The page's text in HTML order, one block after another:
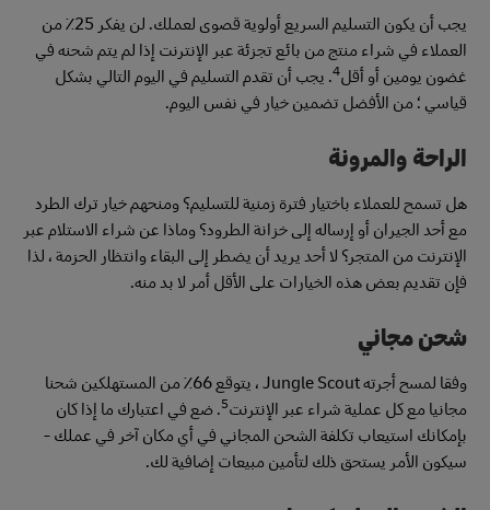
يجب أن يكون التسليم السريع أولوية قصوى لعملك. لن يفكر 25٪ من
العملاء في شراء منتج من بائع تجزئة عبر الإنترنت إذا لم يتم شحنه في
غضون يومين أو أقل4. يجب أن تقدم التسليم في اليوم التالي بشكل
قياسي ؛ من الأفضل تضمين خيار في نفس اليوم.
الراحة والمرونة
هل تسمح للعملاء باختيار فترة زمنية للتسليم؟ ومنحهم خيار ترك الطرد
مع أحد الجيران أو إرساله إلى خزانة الطرود؟ وماذا عن شراء الاستلام عبر
الإنترنت من المتجر؟ لا أحد يريد أن يضطر إلى البقاء وانتظار الحزمة ، لذا
فإن تقديم بعض هذه الخيارات على الأقل أمر لا بد منه.
شحن مجاني
وفقا لمسح أجرته Jungle Scout ، يتوقع 66٪ من المستهلكين شحنا
مجانيا مع كل عملية شراء عبر الإنترنت5. ضع في اعتبارك ما إذا كان
بإمكانك استيعاب تكلفة الشحن المجاني في أي مكان آخر في عملك -
سيكون الأمر يستحق ذلك لتأمين مبيعات إضافية لك.